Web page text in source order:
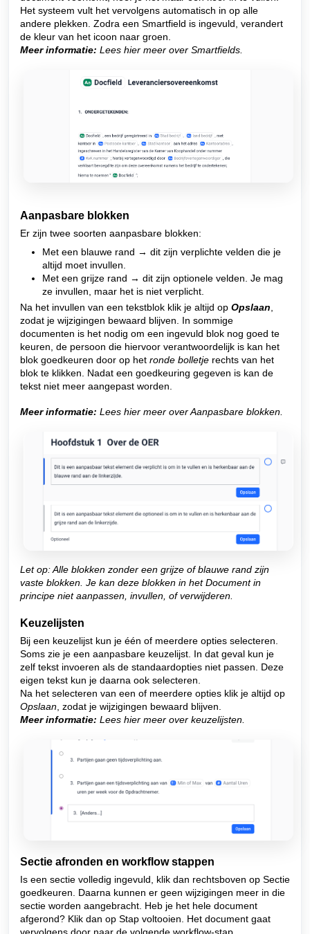
Het systeem vult het vervolgens automatisch in op alle
andere plekken. Zodra een Smartfield is ingevuld, verandert
de kleur van het icoon naar groen.
Meer informatie: Lees hier meer over Smartfields.
Aanpasbare blokken
Er zijn twee soorten aanpasbare blokken:
Met een blauwe rand → dit zijn verplichte velden die je
altijd moet invullen.
Met een grijze rand → dit zijn optionele velden. Je mag
ze invullen, maar het is niet verplicht.
Na het invullen van een tekstblok klik je altijd op Opslaan,
zodat je wijzigingen bewaard blijven. In sommige
documenten is het nodig om een ingevuld blok nog goed te
keuren, de persoon die hiervoor verantwoordelijk is kan het
blok goedkeuren door op het ronde bolletje rechts van het
blok te klikken. Nadat een goedkeuring gegeven is kan de
tekst niet meer aangepast worden.
Meer informatie: Lees hier meer over Aanpasbare blokken.
Let op: Alle blokken zonder een grijze of blauwe rand zijn
vaste blokken. Je kan deze blokken in het Document in
principe niet aanpassen, invullen, of verwijderen.
Keuzelijsten
Bij een keuzelijst kun je één of meerdere opties selecteren.
Soms zie je een aanpasbare keuzelijst. In dat geval kun je
zelf tekst invoeren als de standaardopties niet passen. Deze
eigen tekst kun je daarna ook selecteren.
Na het selecteren van een of meerdere opties klik je altijd op
Opslaan , zodat je wijzigingen bewaard blijven.
Meer informatie: Lees hier meer over keuzelijsten.
Sectie afronden en workflow stappen
Is een sectie volledig ingevuld, klik dan rechtsboven op Sectie
goedkeuren. Daarna kunnen er geen wijzigingen meer in die
sectie worden aangebracht. Heb je het hele document
afgerond? Klik dan op Stap voltooien. Het document gaat
vervolgens door naar de volgende workflow-stap,